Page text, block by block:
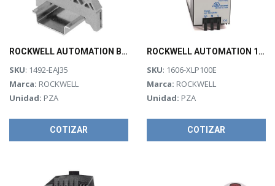
ROCKWELL AUTOMATION Bloque de terminales, anclaje final, servicio normal, para carril DIN - 1492EAJ35
SKU: 1492-EAJ35
Marca: ROCKWELL
Unidad: PZA
COTIZAR
ROCKWELL AUTOMATION 1606-XLP, Fuente de Poder Compact, Monofásica 120/240 Vac, Salida 4.2 Amps@24 Vdc - 1606XLP100E
SKU: 1606-XLP100E
Marca: ROCKWELL
Unidad: PZA
COTIZAR